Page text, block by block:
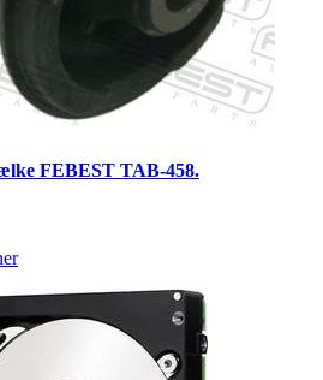
FEBEST TAB-458.